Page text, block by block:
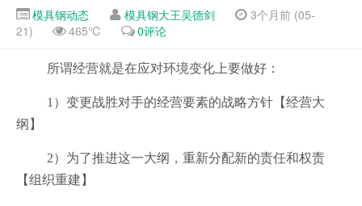
模具钢动态 模具钢大王吴德剑
3个月前 (05-
21)
465℃ 0评论
所谓经营就是在应对环境变化上要做好：
1）变更战胜对手的经营要素的战略方针【经营大
纲】
2）为了推进这一大纲，重新分配新的责任和权责
【组织重建】